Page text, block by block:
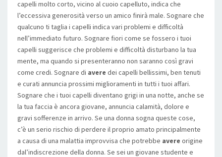
capelli molto corto, vicino al cuoio capelluto, indica che
l’eccessiva generosità verso un amico finirà male. Sognare che
qualcuno ti taglia i capelli indica vari problemi e difficoltà
nell’immediato futuro. Sognare fiori come se fossero i tuoi
capelli suggerisce che problemi e difficoltà disturbano la tua
mente, ma quando si presenteranno non saranno così gravi
come credi. Sognare di avere dei capelli bellissimi, ben tenuti
e curati annuncia prossimi miglioramenti in tutti i tuoi affari.
Sognare che i tuoi capelli diventano grigi in una notte, anche se
la tua faccia è ancora giovane, annuncia calamità, dolore e
gravi sofferenze in arrivo. Se una donna sogna queste cose,
c’è un serio rischio di perdere il proprio amato principalmente
a causa di una malattia improvvisa che potrebbe avere origine
dal’indiscrezione della donna. Se sei un giovane studente e